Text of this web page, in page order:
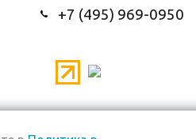
+7 (495) 969-0950